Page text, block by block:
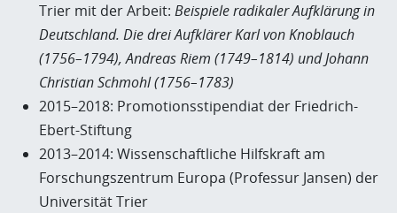
Trier mit der Arbeit: Beispiele radikaler Aufklärung in
Deutschland. Die drei Aufklärer Karl von Knoblauch
(1756–1794), Andreas Riem (1749–1814) und Johann
Christian Schmohl (1756–1783)
2015–2018: Promotionsstipendiat der Friedrich-
Ebert-Stiftung
2013–2014: Wissenschaftliche Hilfskraft am
Forschungszentrum Europa (Professur Jansen) der
Universität Trier